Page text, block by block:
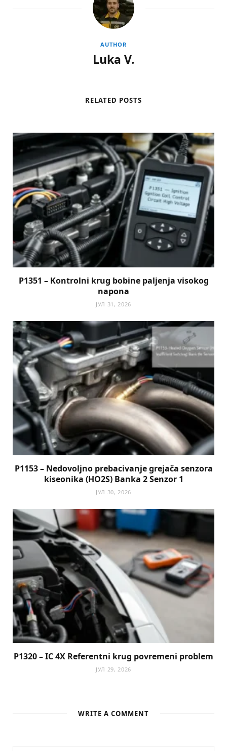
AUTHOR
Luka V.
RELATED POSTS
P1351 – Kontrolni krug bobine paljenja visokog
napona
ЈУЛ 31, 2026
P1153 – Nedovoljno prebacivanje grejača senzora
kiseonika (HO2S) Banka 2 Senzor 1
ЈУЛ 30, 2026
P1320 – IC 4X Referentni krug povremeni problem
ЈУЛ 29, 2026
WRITE A COMMENT